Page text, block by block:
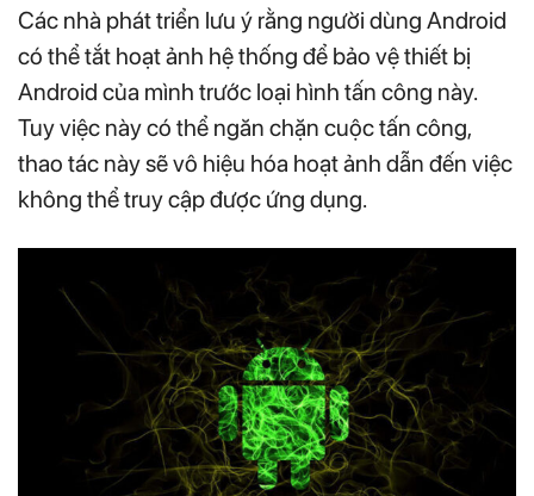
Các nhà phát triển lưu ý rằng người dùng Android
có thể tắt hoạt ảnh hệ thống để bảo vệ thiết bị
Android của mình trước loại hình tấn công này.
Tuy việc này có thể ngăn chặn cuộc tấn công,
thao tác này sẽ vô hiệu hóa hoạt ảnh dẫn đến việc
không thể truy cập được ứng dụng.